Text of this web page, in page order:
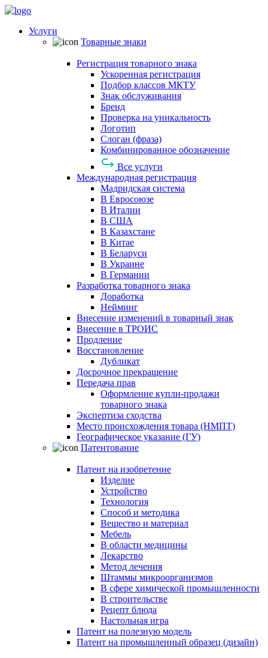
Услуги
Товарные знаки
Регистрация товарного знака
Ускоренная регистрация
Подбор классов МКТУ
Знак обслуживания
Бренд
Проверка на уникальность
Логотип
Слоган (фраза)
Комбинированное обозначение
Все услуги
Международная регистрация
Мадридская система
В Евросоюзе
В Италии
В США
В Казахстане
В Китае
В Беларуси
В Украине
В Германии
Разработка товарного знака
Доработка
Нейминг
Внесение изменений в товарный знак
Внесение в ТРОИС
Продление
Восстановление
Дубликат
Досрочное прекращение
Передача прав
Оформление купли-продажи
товарного знака
Экспертиза сходства
Место происхождения товара (НМПТ)
Географическое указание (ГУ)
Патентование
Патент на изобретение
Изделие
Устройство
Технология
Способ и методика
Вещество и материал
Мебель
В области медицины
Лекарство
Метод лечения
Штаммы микроорганизмов
В сфере химической промышленности
В строительстве
Рецепт блюда
Настольная игра
Патент на полезную модель
Патент на промышленный образец (дизайн)